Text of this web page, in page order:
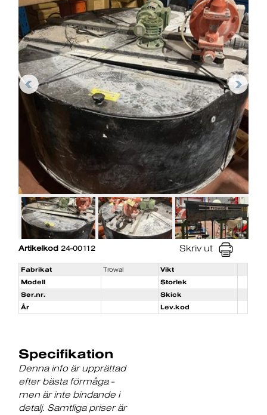
Artikelkod 24-00112 Skriv ut
Fabrikat Trowal
Vikt
Modell
Storlek
Ser.nr.
Skick
År
Lev.kod
Specifikation
Denna info är upprättad
efter bästa förmåga -
men är inte bindande i
detalj. Samtliga priser är